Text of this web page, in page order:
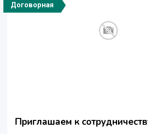
Договорная
Приглашаем к